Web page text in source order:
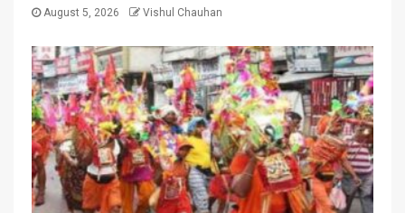
August 5, 2026 Vishul Chauhan